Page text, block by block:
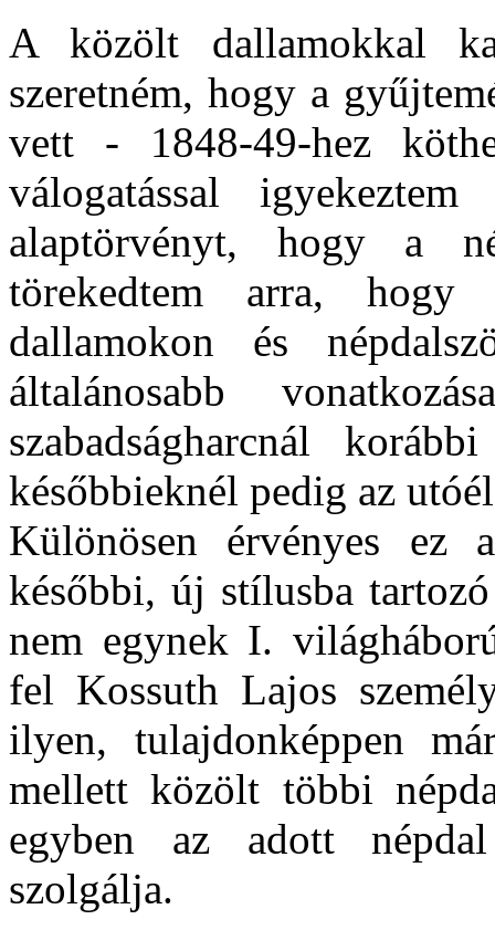
A közölt dallamokkal
szeretném, hogy a
vett - 1848-49-hez
válogatással
alaptörvényt, hogy a
törekedtem arra, hogy
dallamokon és
általánosabb
szabadságharcnál
későbbieknél pedig az
Különösen érvényes ez
későbbi, új stílusba
nem egynek I.
fel Kossuth Lajos
ilyen, tulajdonképpen
mellett közölt többi
egyben az adott népdal
szolgálja.